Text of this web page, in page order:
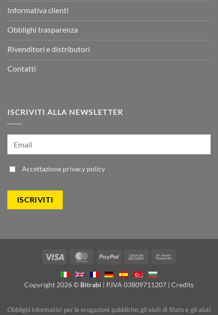
Informativa clienti
Obblighi trasparenza
Rivenditori e distributori
Contatti
ISCRIVITI ALLA NEWSLETTER
Accettazione privacy policy
Visa MasterCardPayPal
Cash
Delivery
Copyright 2026 © Bitrabi | P.IVA 03809711207 | Credits
Obblighi informativi per le erogazioni pubbliche: gli aiuti di Stato e gli aiuti